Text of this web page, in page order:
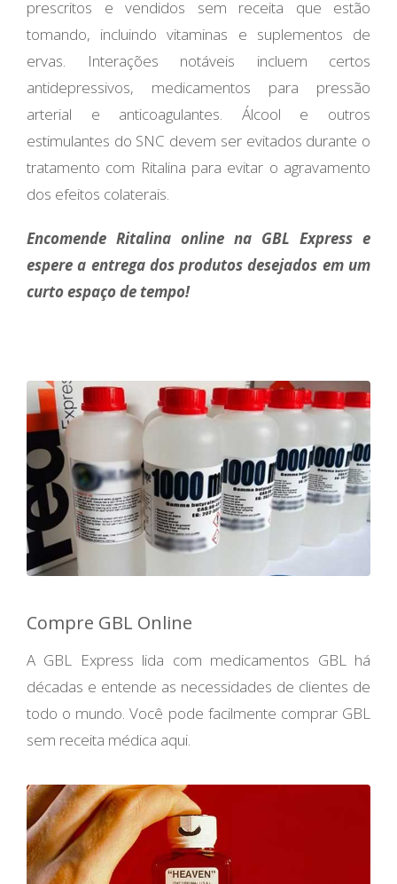
prescritos e vendidos sem receita que estão
tomando, incluindo vitaminas e suplementos de
ervas. Interações notáveis ​​incluem certos
antidepressivos, medicamentos para pressão
arterial e anticoagulantes. Álcool e outros
estimulantes do SNC devem ser evitados durante o
tratamento com Ritalina para evitar o agravamento
dos efeitos colaterais.
Encomende Ritalina online na GBL Express e
espere a entrega dos produtos desejados em um
curto espaço de tempo!
Compre GBL Online
A GBL Express lida com medicamentos GBL há
décadas e entende as necessidades de clientes de
todo o mundo. Você pode facilmente comprar GBL
sem receita médica aqui.